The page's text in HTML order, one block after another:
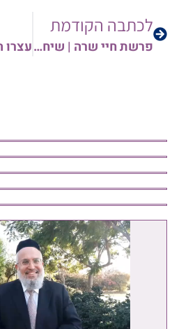
לכתבה הקודמת
פרשת חיי שרה | שיחתו השבועית של הרב יחיאל נדב